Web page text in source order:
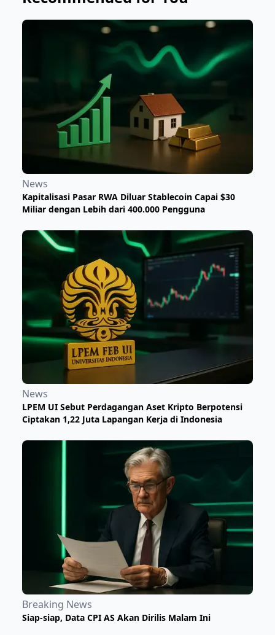
News
Kapitalisasi Pasar RWA Diluar Stablecoin Capai $30
Miliar dengan Lebih dari 400.000 Pengguna
News
LPEM UI Sebut Perdagangan Aset Kripto Berpotensi
Ciptakan 1,22 Juta Lapangan Kerja di Indonesia
Breaking News
Siap-siap, Data CPI AS Akan Dirilis Malam Ini